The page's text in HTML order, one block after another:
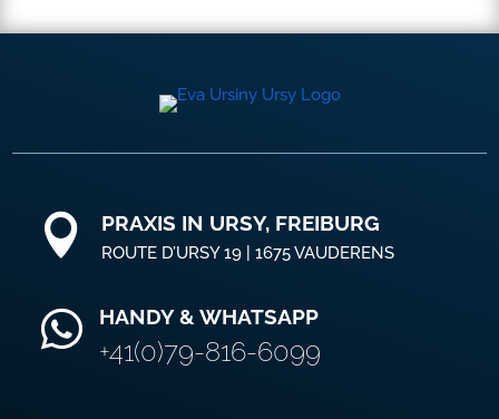
 PRAXIS IN URSY, FREIBURG
ROUTE D’URSY 19 | 1675 VAUDERENS
 HANDY & WHATSAPP
+41(0)79-816-6099